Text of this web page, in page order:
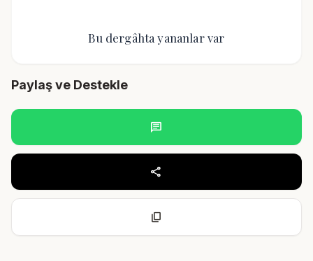
Bu dergâhta yananlar var
Paylaş ve Destekle
chat
share
content_copy